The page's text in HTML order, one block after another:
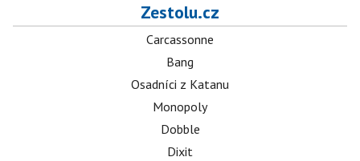
Zestolu.cz
Carcassonne
Bang
Osadníci z Katanu
Monopoly
Dobble
Dixit